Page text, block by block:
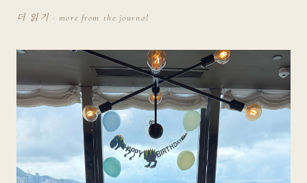
더 읽기 · more from the journal